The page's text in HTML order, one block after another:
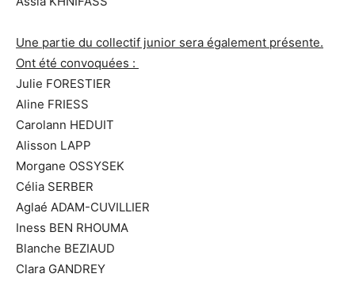
Une partie du collectif junior sera également présente.
Ont été convoquées :
Julie FORESTIER
Aline FRIESS
Carolann HEDUIT
Alisson LAPP
Morgane OSSYSEK
Célia SERBER
Aglaé ADAM-CUVILLIER
Iness BEN RHOUMA
Blanche BEZIAUD
Clara GANDREY